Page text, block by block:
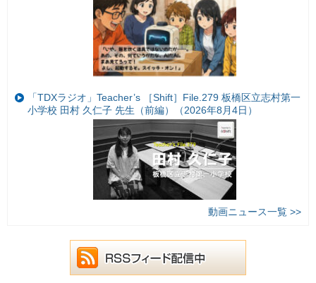
「TDXラジオ」Teacher’s ［Shift］File.279 板橋区立志村第一
小学校 田村 久仁子 先生（前編）（2026年8月4日）
動画ニュース一覧 >>